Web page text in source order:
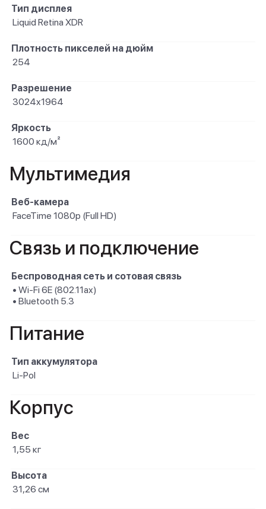
Тип дисплея
Liquid Retina XDR
Плотность пикселей на дюйм
254
Разрешение
3024x1964
Яркость
1600 кд/м²
Мультимедия
Веб-камера
FaceTime 1080p (Full HD)
Связь и подключение
Беспроводная сеть и сотовая связь
• Wi-Fi 6E (802.11ax)
• Bluetooth 5.3
Питание
Тип аккумулятора
Li-Pol
Корпус
Вес
1,55 кг
Высота
31,26 см